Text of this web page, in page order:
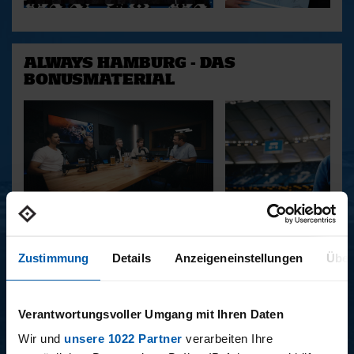
Zustimmung Details Anzeigeneinstellungen
Verantwortungsvoller Umgang mit Ihren Daten
Wir und unsere 1022 Partner verarbeiten Ihre
ALWAYS HAMBURG - DAS
BONUSMATERIAL
15.12.2025 11.12.2025
BUNDESLIGA SAISON 2025/2026